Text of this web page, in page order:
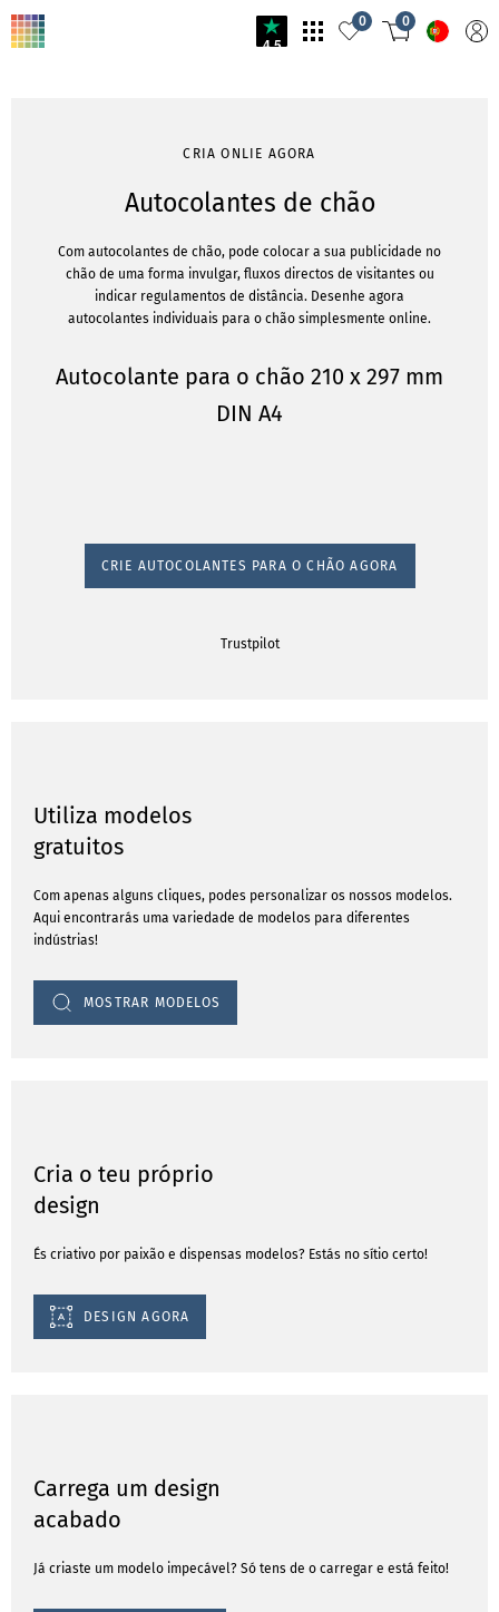
4.5
0 0
CRIA ONLIE AGORA
Autocolantes de chão
Com autocolantes de chão, pode colocar a sua publicidade no
chão de uma forma invulgar, fluxos directos de visitantes ou
indicar regulamentos de distância. Desenhe agora
autocolantes individuais para o chão simplesmente online.
Autocolante para o chão 210 x 297 mm
DIN A4
CRIE AUTOCOLANTES PARA O CHÃO AGORA
Trustpilot
Utiliza modelos
gratuitos
Com apenas alguns cliques, podes personalizar os nossos modelos.
Aqui encontrarás uma variedade de modelos para diferentes
indústrias!
MOSTRAR MODELOS
Cria o teu próprio
design
És criativo por paixão e dispensas modelos? Estás no sítio certo!
DESIGN AGORA
Carrega um design
acabado
Já criaste um modelo impecável? Só tens de o carregar e está feito!